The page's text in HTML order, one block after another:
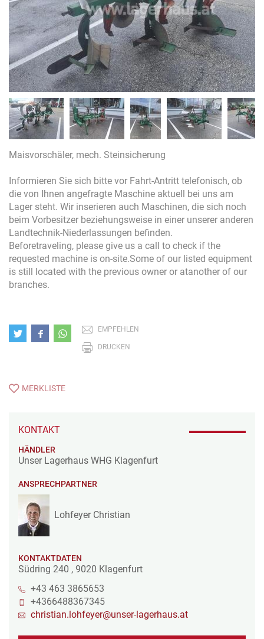
Maisvorschäler, mech. Steinsicherung
Informieren Sie sich bitte vor Fahrt-Antritt telefonisch, ob
die von Ihnen angefragte Maschine aktuell bei uns am
Lager steht. Wir inserieren auch Maschinen, die sich noch
beim Vorbesitzer beziehungsweise in einer unserer anderen
Landtechnik-Niederlassungen befinden.
Beforetraveling, please give us a call to check if the
requested machine is on-site.Some of our listed equipment
is still located with the previous owner or atanother of our
branches.
EMPFEHLEN
DRUCKEN
MERKLISTE
KONTAKT
HÄNDLER
Unser Lagerhaus WHG Klagenfurt
ANSPRECHPARTNER
Lohfeyer Christian
KONTAKTDATEN
Südring 240 , 9020 Klagenfurt
+43 463 3865653
+4366488367345
christian.lohfeyer@unser-lagerhaus.at